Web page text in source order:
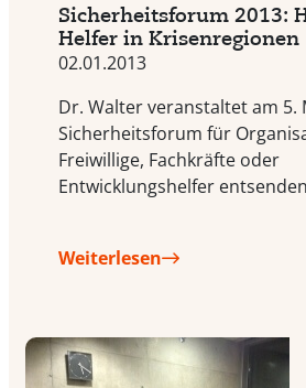
Sicherheitsforum 2013:
Helfer in Krisenregionen
02.01.2013
Dr. Walter veranstaltet am 5.
Sicherheitsforum für
Freiwillige, Fachkräfte oder
Entwicklungshelfer entsenden
Weiterlesen